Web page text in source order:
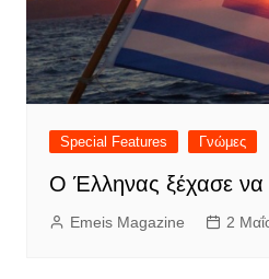
Special Features Γνώμες
Ο Έλληνας ξέχασε να
Emeis Magazine 2